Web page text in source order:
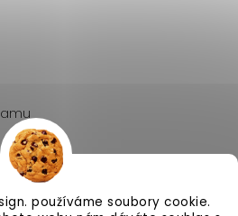
používáme soubory cookie.